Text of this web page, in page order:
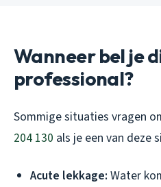
Wanneer bel je
professional?
Sommige situaties vragen
204 130 als je een van deze
Acute lekkage: Water